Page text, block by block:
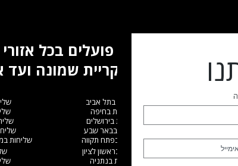
אנו פועלים בכל
מקריית שמונה ועד
שליחות בתל אביב
שליחות בחיפה
שליחות בירושלים
שליחות בבאר שבע
שליחות בפתח תקווה
שליחות
שליחות בראשון לציון
שליחות בנתניה